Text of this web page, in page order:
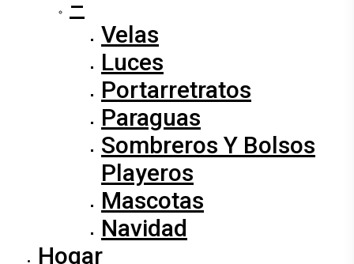
–
Velas
Luces
Portarretratos
Paraguas
Sombreros Y Bolsos
Playeros
Mascotas
Navidad
Hogar